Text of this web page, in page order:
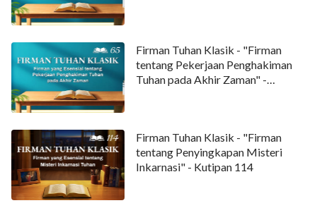
Firman Tuhan Klasik - "Firman
tentang Pekerjaan Penghakiman
Tuhan pada Akhir Zaman" -
Firman Tuhan Klasik - "Firman
tentang Penyingkapan Misteri
Inkarnasi" - Kutipan 114